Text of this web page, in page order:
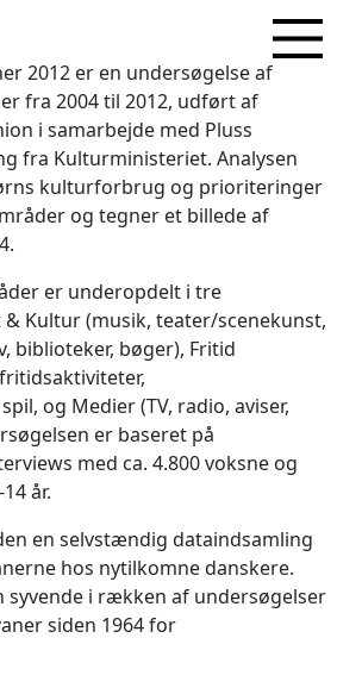
2012 er en undersøgelse af
fra 2004 til 2012, udført af
i samarbejde med Pluss
fra Kulturministeriet. Analysen
kulturforbrug og prioriteringer
og tegner et billede af
er underopdelt i tre
Kultur (musik, teater/scenekunst,
biblioteker, bøger), Fritid
og Medier (TV, radio, aviser,
er baseret på
med ca. 4.800 voksne og
år.
en selvstændig dataindsamling
hos nytilkomne danskere.
syvende i rækken af undersøgelser
siden 1964 for